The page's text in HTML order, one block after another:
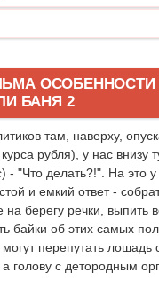
ОСОБЕННОСТИ
БАНЯ 2
там, наверху,
рубля), у нас внизу
- "Что делать?!". На это
и емкий ответ -
на берегу речки, выпить
байки об этих самых
перепутать лошадь
голову с детородным